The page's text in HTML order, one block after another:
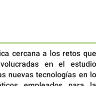
cercana a los retos que
en el estudio
nuevas tecnologías en lo